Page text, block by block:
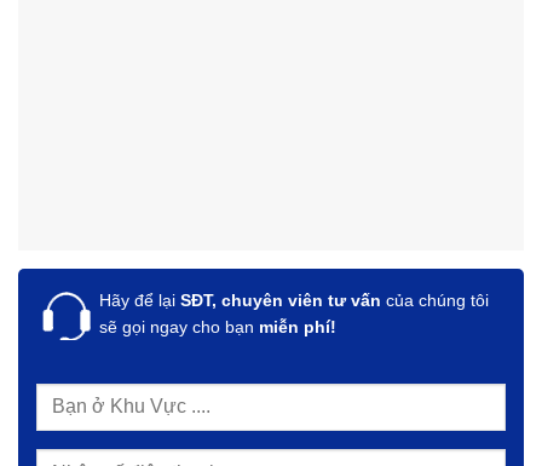
Hãy để lại SĐT, chuyên viên tư vấn của chúng tôi
sẽ gọi ngay cho bạn miễn phí!